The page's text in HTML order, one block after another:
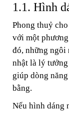
1.1. Hình
Phong thuỷ
với một
đó, những ngôi
nhật là lý
giúp dòng
bằng.
Nếu hình dáng